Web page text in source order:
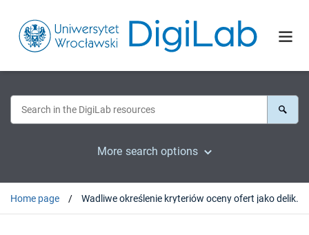
More search options
Home page Wadliwe określenie kryteriów oceny ofert jako delikt uzasadniający odpowiedzialność za naruszenie dyscypliny finansów publicznych